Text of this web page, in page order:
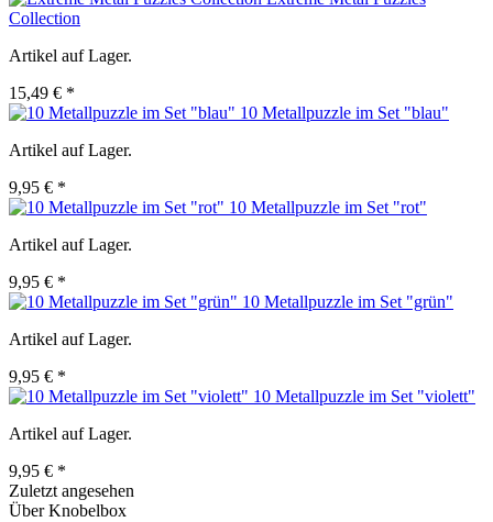
Collection
Artikel auf Lager.
15,49 € *
10 Metallpuzzle im Set "blau"
Artikel auf Lager.
9,95 € *
10 Metallpuzzle im Set "rot"
Artikel auf Lager.
9,95 € *
10 Metallpuzzle im Set "grün"
Artikel auf Lager.
9,95 € *
10 Metallpuzzle im Set "violett"
Artikel auf Lager.
9,95 € *
Zuletzt angesehen
Über Knobelbox